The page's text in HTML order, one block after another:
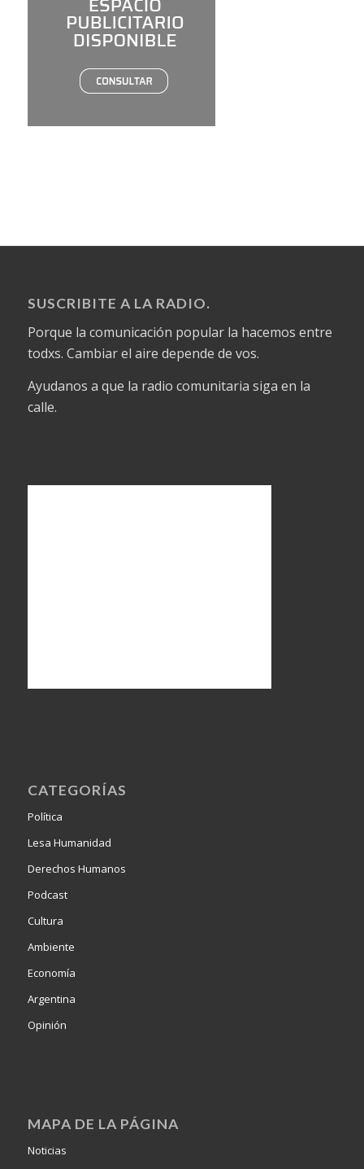
SUSCRIBITE A LA RADIO.
Porque la comunicación popular la hacemos entre
todxs. Cambiar el aire depende de vos.
Ayudanos a que la radio comunitaria siga en la
calle.
CATEGORÍAS
Política
Lesa Humanidad
Derechos Humanos
Podcast
Cultura
Ambiente
Economía
Argentina
Opinión
MAPA DE LA PÁGINA
Noticias